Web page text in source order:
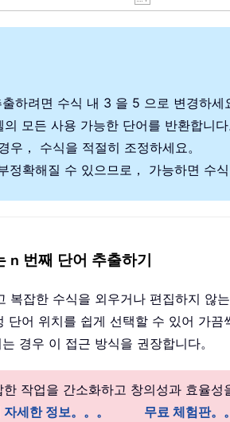
하려면 수식 내 3 을 5 으로 변경하세
모든 사용 가능한 단어를 반환합니다
， 수식을 적절히 조정하세요。
확해질 수 있으므로， 가능하면 수
번째 단어 추출하기
잡한 수식을 외우거나 편집하지 않
단어 위치를 쉽게 선택할 수 있어 가
경우 이 접근 방식을 권장합니다。
작업을 간소화하고 창의성과 효율성
세한 정보。。。 무료 체험판。